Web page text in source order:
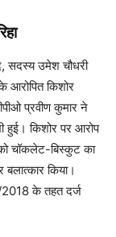
सदस्य उमेश चौधरी
आरोपित किशोर
प्रवीण कुमार ने
हुई। किशोर पर आरोप
चॉकलेट-बिस्कुट का
किया।
2018 के तहत दर्ज